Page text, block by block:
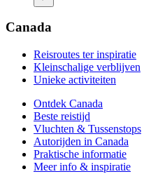
Praktische informatie
Canada
Reisroutes ter inspiratie
Kleinschalige verblijven
Unieke activiteiten
Ontdek Canada
Beste reistijd
Vluchten & Tussenstops
Autorijden in Canada
Praktische informatie
Meer info & inspiratie